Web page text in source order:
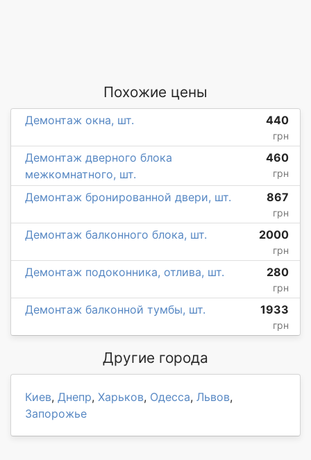
Похожие цены
Демонтаж окна, шт. 440
грн
Демонтаж дверного блока
межкомнатного, шт.
460
грн
Демонтаж бронированной двери, шт. 867
грн
Демонтаж балконного блока, шт. 2000
грн
Демонтаж подоконника, отлива, шт. 280
грн
Демонтаж балконной тумбы, шт. 1933
грн
Другие города
Киев, Днепр, Харьков, Одесса, Львов,
Запорожье